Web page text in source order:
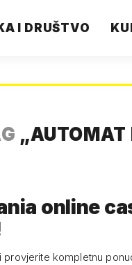
I DRUŠTVO
„AUTOMAT
online
provjerite kompletnu